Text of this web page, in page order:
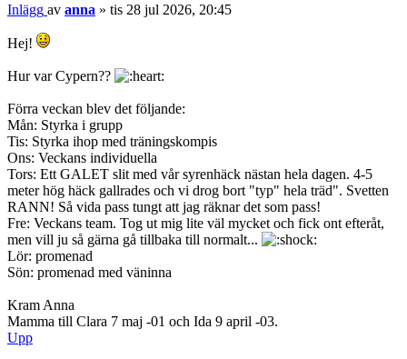
Inlägg av anna » tis 28 jul 2026, 20:45
Hej!
Hur var Cypern??
Förra veckan blev det följande:
Mån: Styrka i grupp
Tis: Styrka ihop med träningskompis
Ons: Veckans individuella
Tors: Ett GALET slit med vår syrenhäck nästan hela dagen. 4-5
meter hög häck gallrades och vi drog bort "typ" hela träd". Svetten
RANN! Så vida pass tungt att jag räknar det som pass!
Fre: Veckans team. Tog ut mig lite väl mycket och fick ont efteråt,
men vill ju så gärna gå tillbaka till normalt...
Lör: promenad
Sön: promenad med väninna
Kram Anna
Mamma till Clara 7 maj -01 och Ida 9 april -03.
Upp